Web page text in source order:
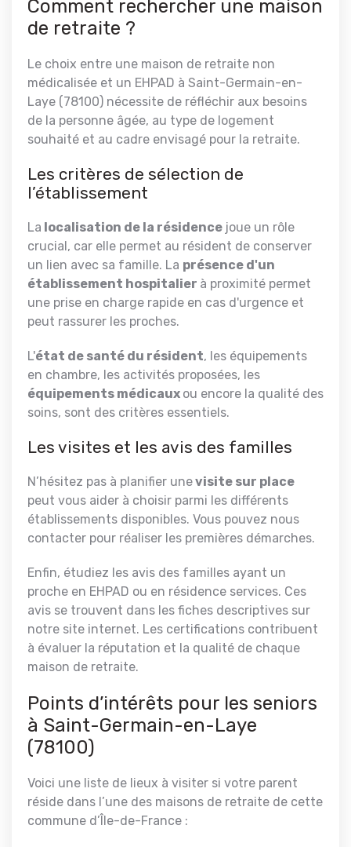
Comment rechercher une maison
de retraite ?
Le choix entre une maison de retraite non
médicalisée et un EHPAD à Saint-Germain-en-
Laye (78100) nécessite de réfléchir aux besoins
de la personne âgée, au type de logement
souhaité et au cadre envisagé pour la retraite.
Les critères de sélection de
l’établissement
La localisation de la résidence joue un rôle
crucial, car elle permet au résident de conserver
un lien avec sa famille. La présence d'un
établissement hospitalier à proximité permet
une prise en charge rapide en cas d'urgence et
peut rassurer les proches.
L'état de santé du résident, les équipements
en chambre, les activités proposées, les
équipements médicaux ou encore la qualité des
soins, sont des critères essentiels.
Les visites et les avis des familles
N’hésitez pas à planifier unevisite sur place
peut vous aider à choisir parmi les différents
établissements disponibles. Vous pouvez nous
contacter pour réaliser les premières démarches.
Enfin, étudiez les avis des familles ayant un
proche en EHPAD ou en résidence services. Ces
avis se trouvent dans les fiches descriptives sur
notre site internet. Les certifications contribuent
à évaluer la réputation et la qualité de chaque
maison de retraite.
Points d’intérêts pour les seniors
à Saint-Germain-en-Laye
(78100)
Voici une liste de lieux à visiter si votre parent
réside dans l’une des maisons de retraite de cette
commune d’Île-de-France :